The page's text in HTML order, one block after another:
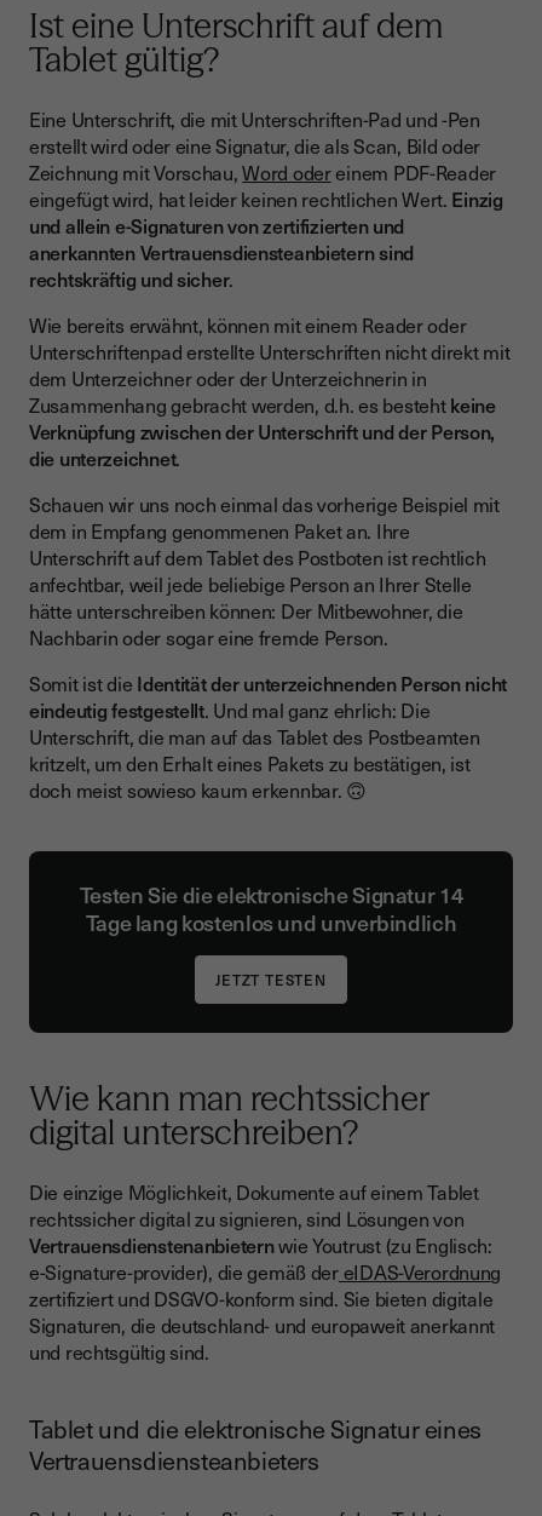
Ist eine Unterschrift auf dem
Tablet gültig?
Eine Unterschrift, die mit Unterschriften-Pad und -Pen
erstellt wird oder eine Signatur, die als Scan, Bild oder
Zeichnung mit Vorschau,Word odereinem PDF-Reader
eingefügt wird, hat leider keinen rechtlichen Wert. Einzig
und allein e-Signaturen von zertifizierten und
anerkannten Vertrauensdiensteanbietern sind
rechtskräftig und sicher.
Wie bereits erwähnt, können mit einem Reader oder
Unterschriftenpad erstellte Unterschriften nicht direkt mit
dem Unterzeichner oder der Unterzeichnerin in
Zusammenhang gebracht werden, d.h. es bestehtkeine
Verknüpfung zwischen der Unterschrift und der Person,
die unterzeichnet.
Schauen wir uns noch einmal das vorherige Beispiel mit
dem in Empfang genommenen Paket an. Ihre
Unterschrift auf dem Tablet des Postboten ist rechtlich
anfechtbar, weil jede beliebige Person an Ihrer Stelle
hätte unterschreiben können: Der Mitbewohner, die
Nachbarin oder sogar eine fremde Person.
Somit ist die Identität der unterzeichnenden Person nicht
eindeutig festgestellt. Und mal ganz ehrlich: Die
Unterschrift, die man auf das Tablet des Postbeamten
kritzelt, um den Erhalt eines Pakets zu bestätigen, ist
doch meist sowieso kaum erkennbar. 🙃
Testen Sie die elektronische Signatur 14
Tage lang kostenlos und unverbindlich
Wie kann man rechtssicher
digital unterschreiben?
Die einzige Möglichkeit, Dokumente auf einem Tablet
rechtssicher digital zu signieren, sind Lösungen von
Vertrauensdienstenanbieternwie Youtrust (zu Englisch:
e-Signature-provider), die gemäß dereIDAS-Verordnung
zertifiziert und DSGVO-konform sind. Sie bieten digitale
Signaturen, die deutschland- und europaweit anerkannt
und rechtsgültig sind.
Tablet und die elektronische Signatur eines
Vertrauensdiensteanbieters